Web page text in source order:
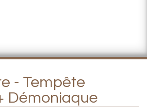
- Tempête
Démoniaque